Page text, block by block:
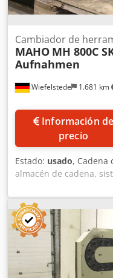
Wiefelstede 1.681 km
Cambiador de
MAHO MH 800C
Aufnahmen
Información de
precio
Estado: usado, Cadena
almacén de cadena,
almacén de
Fabricante: MAHO,
de mecanizado CNC
portaherramientas -
1200/410/H480 mm -